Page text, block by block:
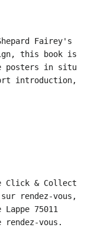
Fairey's
this book is
posters in situ
introduction,
Click & Collect
rendez-vous,
75011
rendez-vous.